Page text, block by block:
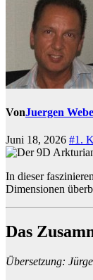
VonJuergen
Juni 18, 2026 #1.
In dieser
Dimensionen
Das
Übersetzung: